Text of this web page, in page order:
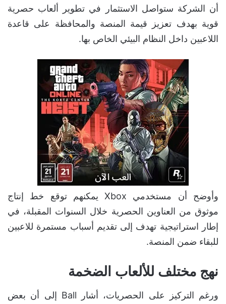
أن الشركة ستواصل الاستثمار في تطوير ألعاب حصرية
قوية بهدف تعزيز قيمة المنصة والمحافظة على قاعدة
اللاعبين داخل النظام البيئي الخاص بها.
وأوضح أن مستخدمي Xbox يمكنهم توقع خط إنتاج
موثوق من العناوين الحصرية خلال السنوات المقبلة، في
إطار استراتيجية تهدف إلى تقديم أسباب مستمرة للاعبين
للبقاء ضمن المنصة.
نهج مختلف للألعاب الضخمة
ورغم التركيز على الحصريات، أشار Ball إلى أن بعض